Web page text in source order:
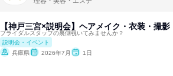
【神戸三宮×説明会】ヘアメイク・衣装・撮影
ブライダルスタッフの裏側覗いてみませんか？
説明会・イベント
兵庫県
2026年7月 1日